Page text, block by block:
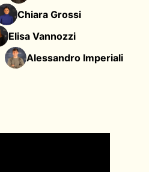
Chiara Grossi
Elisa Vannozzi
Alessandro Imperiali